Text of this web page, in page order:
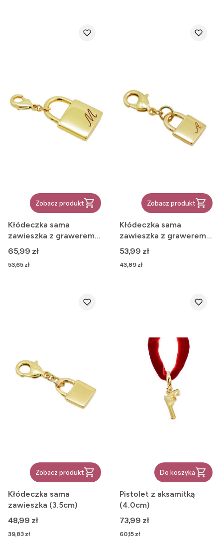
Zobacz produkt
Kłódeczka sama
zawieszka z grawerem
(4.5cm)
Cena
65,99 zł
Cena
53,65 zł
Zobacz produkt
Kłódeczka sama
zawieszka z grawerem
(3.5cm)
Cena
53,99 zł
Cena
43,89 zł
Zobacz produkt
Kłódeczka sama
zawieszka (3.5cm)
Cena
48,99 zł
Cena
39,83 zł
Do koszyka
Pistolet z aksamitką
(4.0cm)
Cena
73,99 zł
Cena
60,15 zł